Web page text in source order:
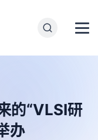
的“VLSI研
办